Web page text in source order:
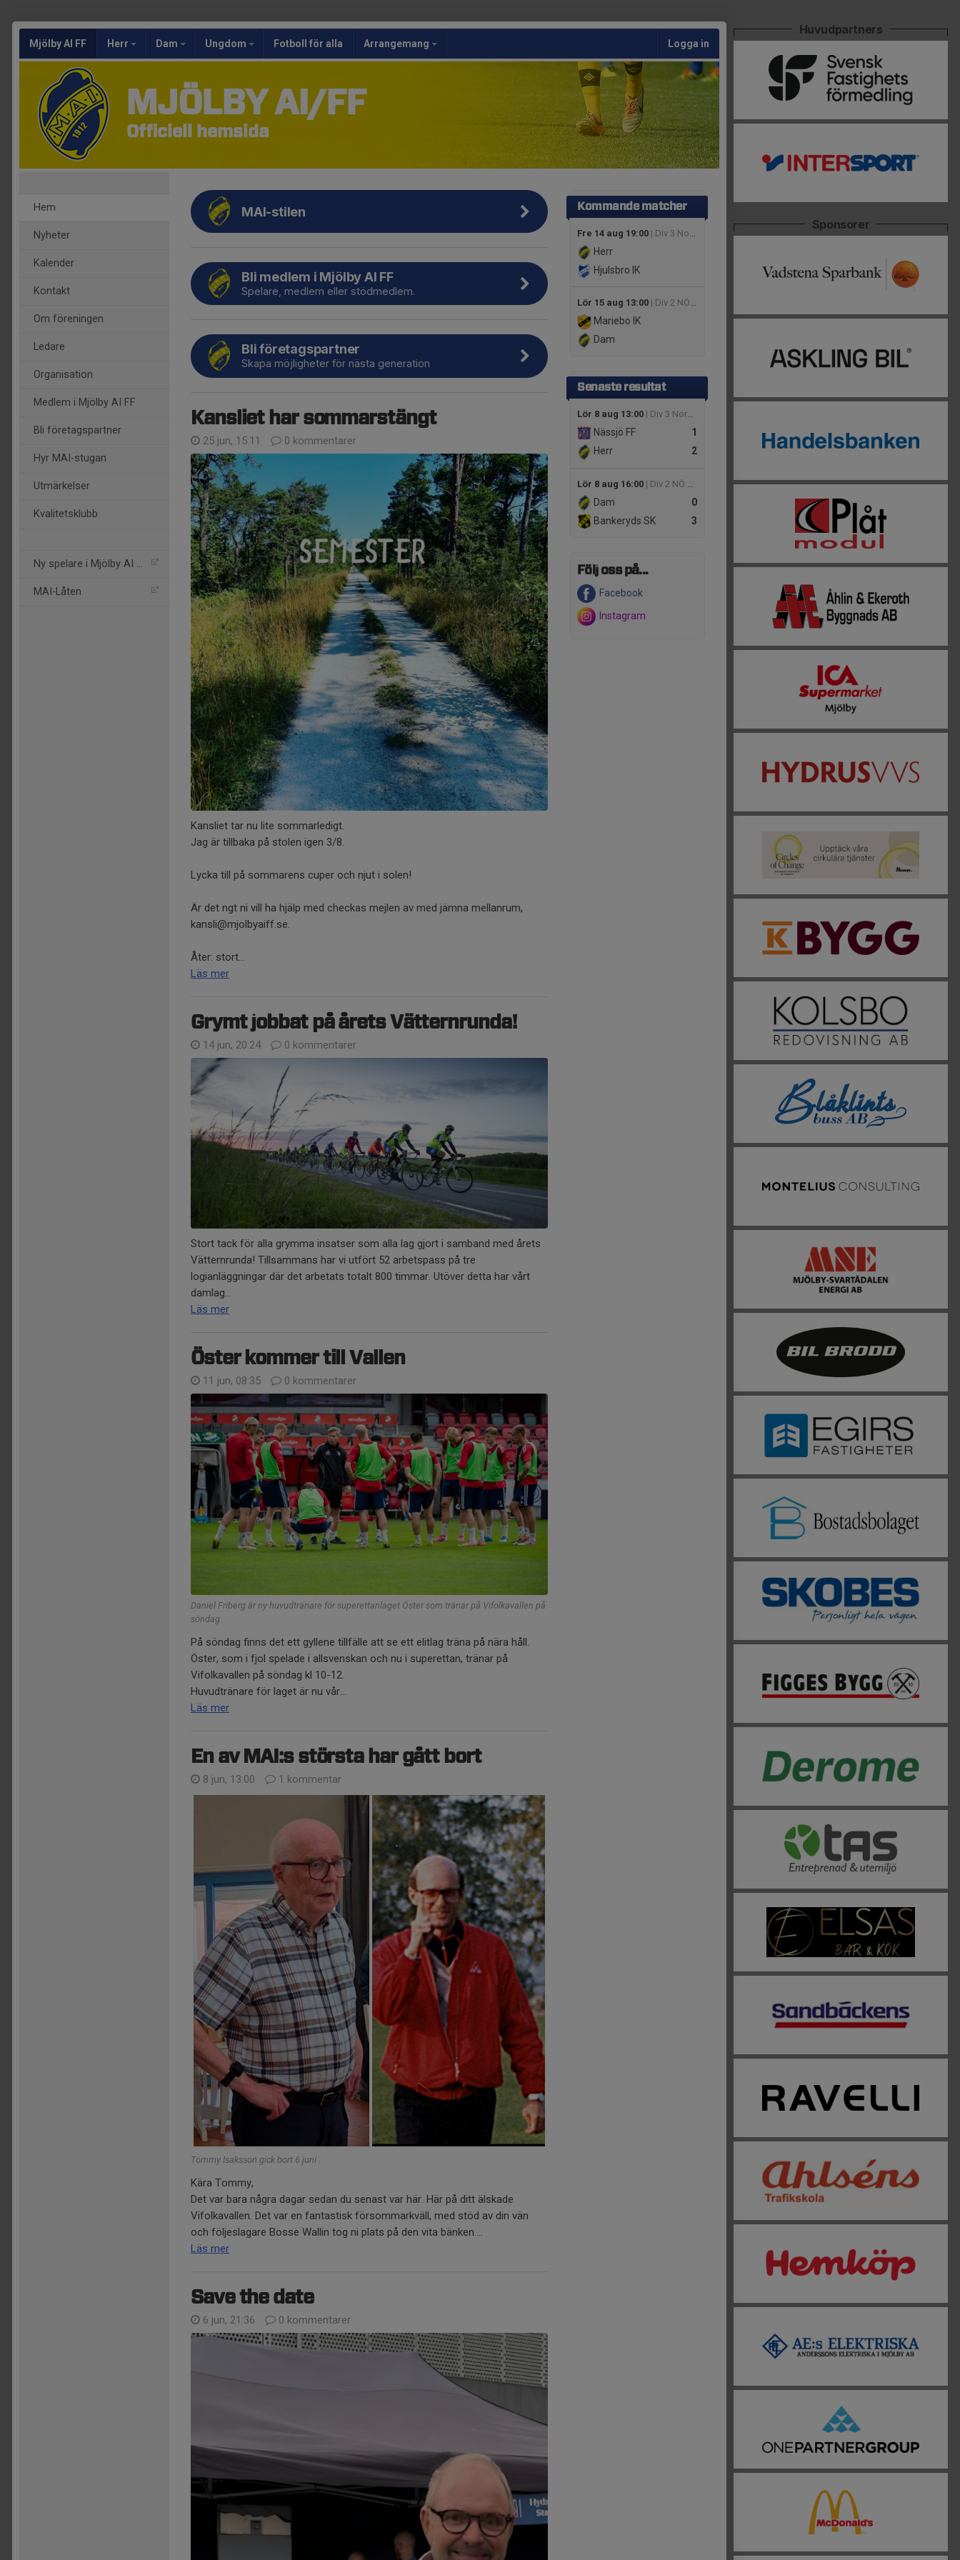
Mjölby AI FF Herr Dam Ungdom Fotboll för alla Arrangemang Logga in
MJÖLBY AI/FF
Officiell hemsida
Hem
Nyheter
Kalender
Kontakt
Om föreningen
Ledare
Organisation
Medlem i Mjölby AI FF
Bli företagspartner
Hyr MAI-stugan
Utmärkelser
Kvalitetsklubb
Ny spelare i Mjölby AI FF
MAI-Låten
Kommande matcher
Fre 14 aug 19:00 | Div 3 Nordöstra Götaland, herr 2026
Herr
Hjulsbro IK
Lör 15 aug 13:00 | Div 2 NÖ Götaland Dam
Mariebo IK
Dam
Senaste resultat
Lör 8 aug 13:00 | Div 3 Nordöstra Götaland, herr 2026
1
Nässjö FF
2
Herr
Lör 8 aug 16:00 | Div 2 NÖ Götaland Dam
0
Dam
3
Bankeryds SK
Följ oss på...
Facebook
Instagram
MAI-stilen
Bli medlem i Mjölby AI FF
Spelare, medlem eller stödmedlem.
Bli företagspartner
Skapa möjligheter för nästa generation
Kansliet har sommarstängt
25 jun, 15:11 0 kommentarer
Kansliet tar nu lite sommarledigt.
Jag är tillbaka på stolen igen 3/8.
Lycka till på sommarens cuper och njut i solen!
Är det ngt ni vill ha hjälp med checkas mejlen av med jämna mellanrum,
kansli@mjolbyaiff.se.
Åter: stort...
Läs mer
Grymt jobbat på årets Vätternrunda!
14 jun, 20:24 0 kommentarer
Stort tack för alla grymma insatser som alla lag gjort i samband med årets
Vätternrunda! Tillsammans har vi utfört 52 arbetspass på tre
logianläggningar där det arbetats totalt 800 timmar. Utöver detta har vårt
damlag...
Läs mer
Öster kommer till Vallen
11 jun, 08:35 0 kommentarer
Daniel Friberg är ny huvudtränare för superettanlaget Öster som tränar på Vifolkavallen på
söndag.
På söndag finns det ett gyllene tillfälle att se ett elitlag träna på nära håll.
Öster, som i fjol spelade i allsvenskan och nu i superettan, tränar på
Vifolkavallen på söndag kl 10-12.
Huvudtränare för laget är nu vår...
Läs mer
En av MAI:s största har gått bort
8 jun, 13:00 1 kommentar
Tommy Isaksson gick bort 6 juni .
Kära Tommy,
Det var bara några dagar sedan du senast var här. Här på ditt älskade
Vifolkavallen. Det var en fantastisk försommarkväll, med stöd av din vän
och följeslagare Bosse Wallin tog ni plats på den vita bänken....
Läs mer
Save the date
6 jun, 21:36 0 kommentarer
Huvudpartners
Sponsorer